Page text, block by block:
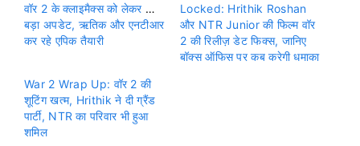
वॉर 2 के क्लाइमैक्स को लेकर आया
बड़ा अपडेट, ऋतिक और एनटीआर
कर रहे एपिक तैयारी
Locked: Hrithik Roshan
और NTR Junior की फिल्म वॉर
2 की रिलीज़ डेट फिक्स, जानिए
बॉक्स ऑफिस पर कब करेगी धमाका
War 2 Wrap Up: वॉर 2 की
शूटिंग खत्म, Hrithik ने दी ग्रैंड
पार्टी, NTR का परिवार भी हुआ
शमिल